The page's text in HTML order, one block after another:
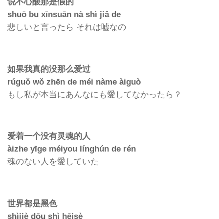
说不心酸那是假的
shuō bu xīnsuān nà shì jiǎ de
悲しいと言ったら それは嘘なの
如果我真的没那么爱过
rúguǒ wǒ zhēn de méi nàme àiguò
もし私が本当にあんなにも愛してなかったら？
爱着一个没有灵魂的人
àizhe yīge méiyou línghún de rén
魂のない人を愛していた
世界都是黑色
shìjiè dōu shì hēisè